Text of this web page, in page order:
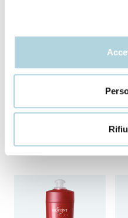
Completa la
Scopri tutti i prodotti